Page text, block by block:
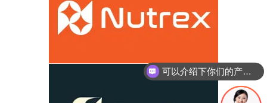
你们是怎么收费的呢